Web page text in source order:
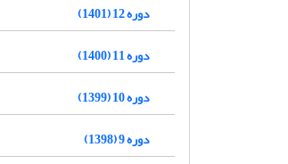
دوره 12 (1401)
دوره 11 (1400)
دوره 10 (1399)
دوره 9 (1398)